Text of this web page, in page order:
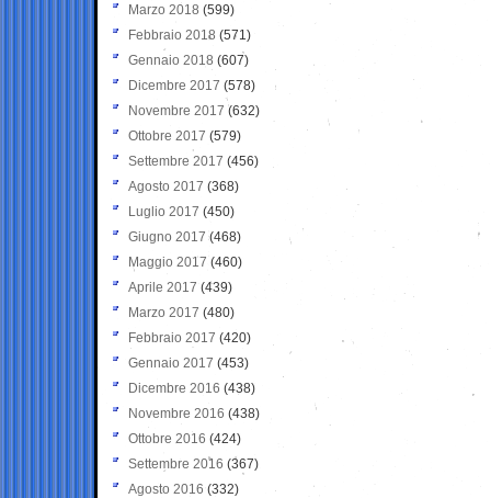
Marzo 2018 (599)
Febbraio 2018 (571)
Gennaio 2018 (607)
Dicembre 2017 (578)
Novembre 2017 (632)
Ottobre 2017 (579)
Settembre 2017 (456)
Agosto 2017 (368)
Luglio 2017 (450)
Giugno 2017 (468)
Maggio 2017 (460)
Aprile 2017 (439)
Marzo 2017 (480)
Febbraio 2017 (420)
Gennaio 2017 (453)
Dicembre 2016 (438)
Novembre 2016 (438)
Ottobre 2016 (424)
Settembre 2016 (367)
Agosto 2016 (332)